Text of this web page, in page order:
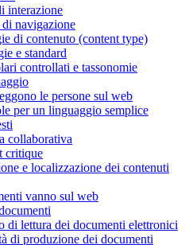
interazione
navigazione
di contenuto (content type)
e standard
controllati e tassonomie
le persone sul web
per un linguaggio semplice
collaborativa
critique
e localizzazione dei contenuti
vanno sul web
di lettura dei documenti elettronici
di produzione dei documenti